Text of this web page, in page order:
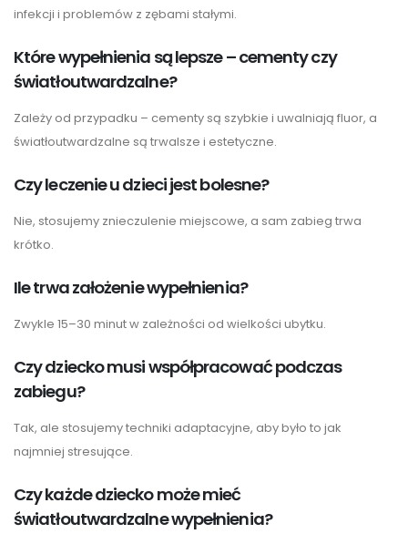
infekcji i problemów z zębami stałymi.
Które wypełnienia są lepsze – cementy czy
światłoutwardzalne?
Zależy od przypadku – cementy są szybkie i uwalniają fluor, a
światłoutwardzalne są trwalsze i estetyczne.
Czy leczenie u dzieci jest bolesne?
Nie, stosujemy znieczulenie miejscowe, a sam zabieg trwa
krótko.
Ile trwa założenie wypełnienia?
Zwykle 15–30 minut w zależności od wielkości ubytku.
Czy dziecko musi współpracować podczas
zabiegu?
Tak, ale stosujemy techniki adaptacyjne, aby było to jak
najmniej stresujące.
Czy każde dziecko może mieć
światłoutwardzalne wypełnienia?